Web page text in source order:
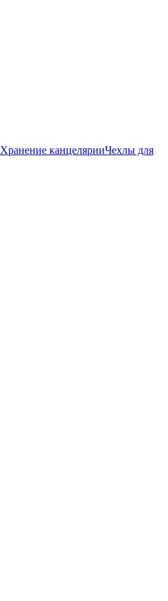
Хранение канцелярииЧехлы для